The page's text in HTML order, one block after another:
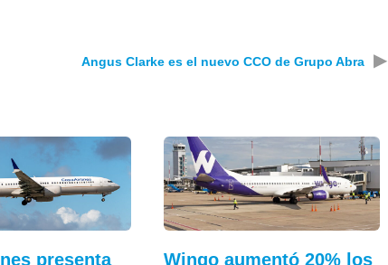
Angus Clarke es el nuevo CCO de Grupo Abra ▶
presenta
Wingo aumentó 20% los